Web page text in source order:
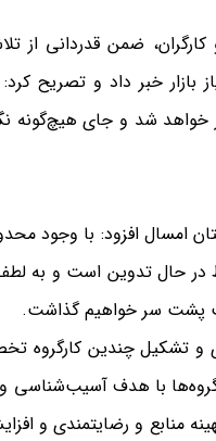
ضمن قدردانی از
بازار خبر داد و تصریح
خواهد شد و جای هیچ‌گونه
امسال افزود: با وجود
در حال تدوین است و به
پشت سر خواهیم گذاشت.
و تشکیل چندین کارگروه
با هدف
منابع و رضایتمندی و